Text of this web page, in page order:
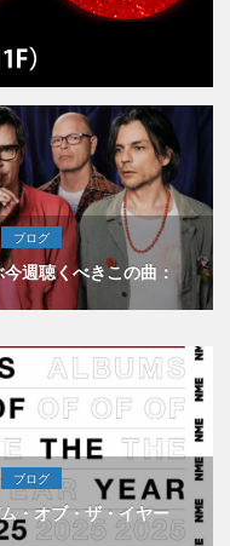
ブログ
週聴くべきこの曲：
ブログ
・オブ・ザ・イヤー